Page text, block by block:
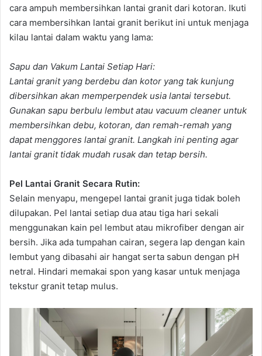
cara ampuh membersihkan lantai granit dari kotoran. Ikuti
cara membersihkan lantai granit berikut ini untuk menjaga
kilau lantai dalam waktu yang lama:
Sapu dan Vakum Lantai Setiap Hari:
Lantai granit yang berdebu dan kotor yang tak kunjung
dibersihkan akan memperpendek usia lantai tersebut.
Gunakan sapu berbulu lembut atau vacuum cleaner untuk
membersihkan debu, kotoran, dan remah-remah yang
dapat menggores lantai granit. Langkah ini penting agar
lantai granit tidak mudah rusak dan tetap bersih.
Pel Lantai Granit Secara Rutin:
Selain menyapu, mengepel lantai granit juga tidak boleh
dilupakan. Pel lantai setiap dua atau tiga hari sekali
menggunakan kain pel lembut atau mikrofiber dengan air
bersih. Jika ada tumpahan cairan, segera lap dengan kain
lembut yang dibasahi air hangat serta sabun dengan pH
netral. Hindari memakai spon yang kasar untuk menjaga
tekstur granit tetap mulus.